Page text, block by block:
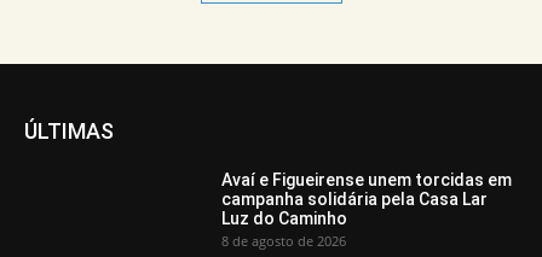
ÚLTIMAS
Avaí e Figueirense unem torcidas em
campanha solidária pela Casa Lar
Luz do Caminho
8 de agosto de 2026